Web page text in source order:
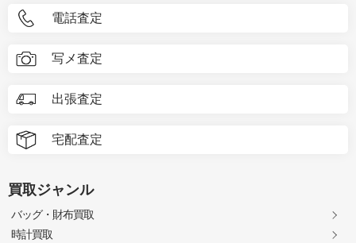
電話査定
写メ査定
出張査定
宅配査定
買取ジャンル
バッグ・財布買取
時計買取